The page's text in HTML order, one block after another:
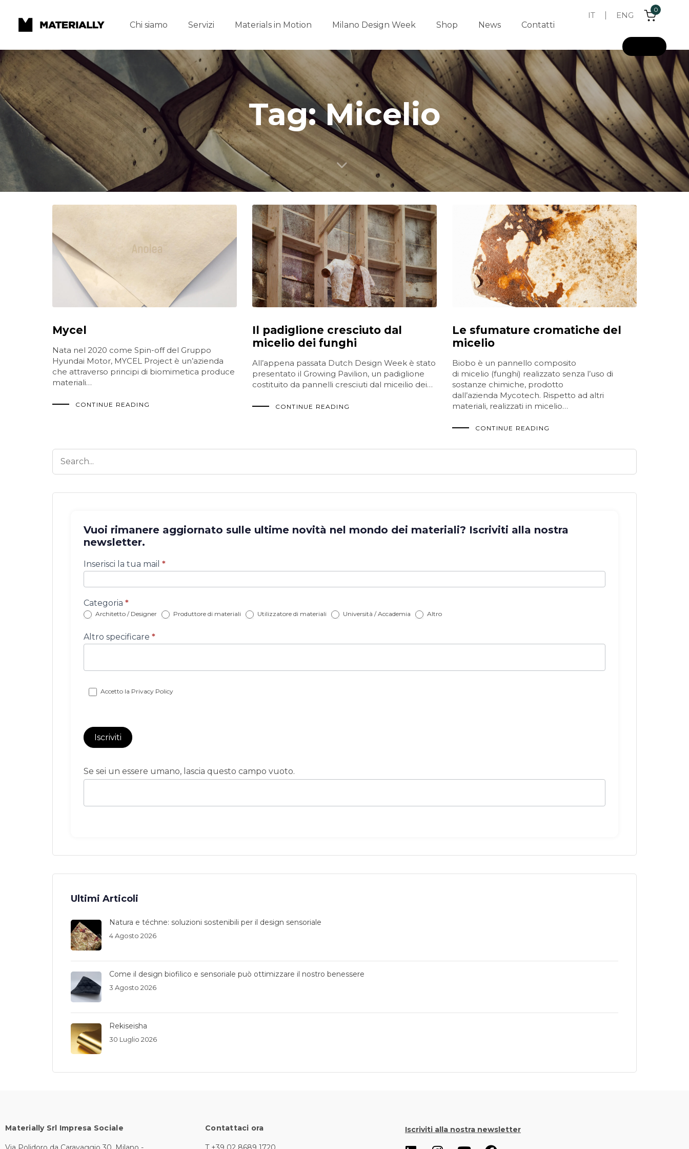
Chi siamo Servizi Materials in Motion Milano Design Week Shop News Contatti
IT ENG
0
Tag: Micelio
Mycel
Nata nel 2020 come Spin-off del Gruppo
Hyundai Motor, MYCEL Project è un’azienda
che attraverso principi di biomimetica produce
materiali…
CONTINUE READING
Il padiglione cresciuto dal
micelio dei funghi
All’appena passata Dutch Design Week è stato
presentato il Growing Pavilion, un padiglione
costituito da pannelli cresciuti dal miceilio dei…
CONTINUE READING
Le sfumature cromatiche del
micelio
Biobo è un pannello composito
di micelio (funghi) realizzato senza l’uso di
sostanze chimiche, prodotto
dall’azienda Mycotech. Rispetto ad altri
materiali, realizzati in micelio…
CONTINUE READING
Vuoi rimanere aggiornato sulle ultime novità nel mondo dei materiali? Iscriviti alla nostra
newsletter.
Iscrizione
newsletter
con
Inserisci la tua mail *
Categoria *
Architetto / Designer Produttore di materiali Utilizzatore di materiali Università / Accademia Altro
Altro specificare *
Accetto la Privacy Policy
Iscriviti
Se sei un essere umano, lascia questo campo vuoto.
Ultimi Articoli
Natura e téchne: soluzioni sostenibili per il design sensoriale
4 Agosto 2026
Come il design biofilico e sensoriale può ottimizzare il nostro benessere
3 Agosto 2026
Rekiseisha
30 Luglio 2026
Materially Srl Impresa Sociale Contattaci ora Iscriviti alla nostra newsletter